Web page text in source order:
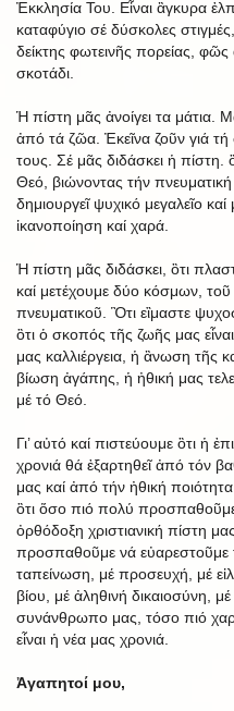
Ἐκκλησία Του. Εἶναι ἂγκυρα
καταφύγιο σέ δύσκολες
δείκτης φωτεινῆς πορείας,
σκοτάδι.
Ἡ πίστη μᾶς ἀνοίγει τα μάτια.
ἀπό τά ζῶα. Ἐκεῖνα ζοῦν γιά τή
τους. Σέ μᾶς διδάσκει ἡ πίστη.
Θεό, βιώνοντας τήν
δημιουργεῖ ψυχικό μεγαλεῖο καί
ἱκανοποίηση καί χαρά.
Ἡ πίστη μᾶς διδάσκει, ὃτι
καί μετέχουμε δύο κόσμων, τοῦ
πνευματικοῦ. Ὃτι εἲμαστε
ὃτι ὁ σκοπός τῆς ζωῆς μας
μας καλλιέργεια, ἡ ἂνωση τῆς
βίωση ἀγάπης, ἡ ἠθική μας
μέ τό Θεό.
Γι’ αὐτό καί πιστεύουμε ὃτι ἡ
χρονιά θά ἐξαρτηθεῖ ἀπό τόν
μας καί ἀπό τήν ἠθική
ὃτι ὅσο πιό πολύ
ὀρθόδοξη χριστιανική πίστη
προσπαθοῦμε νά εὐαρεστοῦμε
ταπείνωση, μέ προσευχή, μέ
βίου, μέ ἀληθινή δικαιοσύνη,
συνάνθρωπο μας, τόσο πιό
εἶναι ἡ νέα μας χρονιά.
Ἀγαπητοί μου,